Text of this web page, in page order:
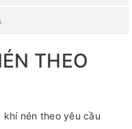
THEO
nén theo yêu cầu